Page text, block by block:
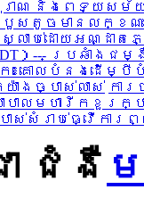
ាណ និងពេទ្យស
តូចមានលក្ខណះ1
ាប់ដោយអណ្ដាត
，PDT）--- ប្រឆាំ
៖គោលបំនងដើម្
ាងច្បាស់លាស់ កា
ាលមហារីកខួរក្
សំរាប់ធ្វើការព្
ជំងឺ